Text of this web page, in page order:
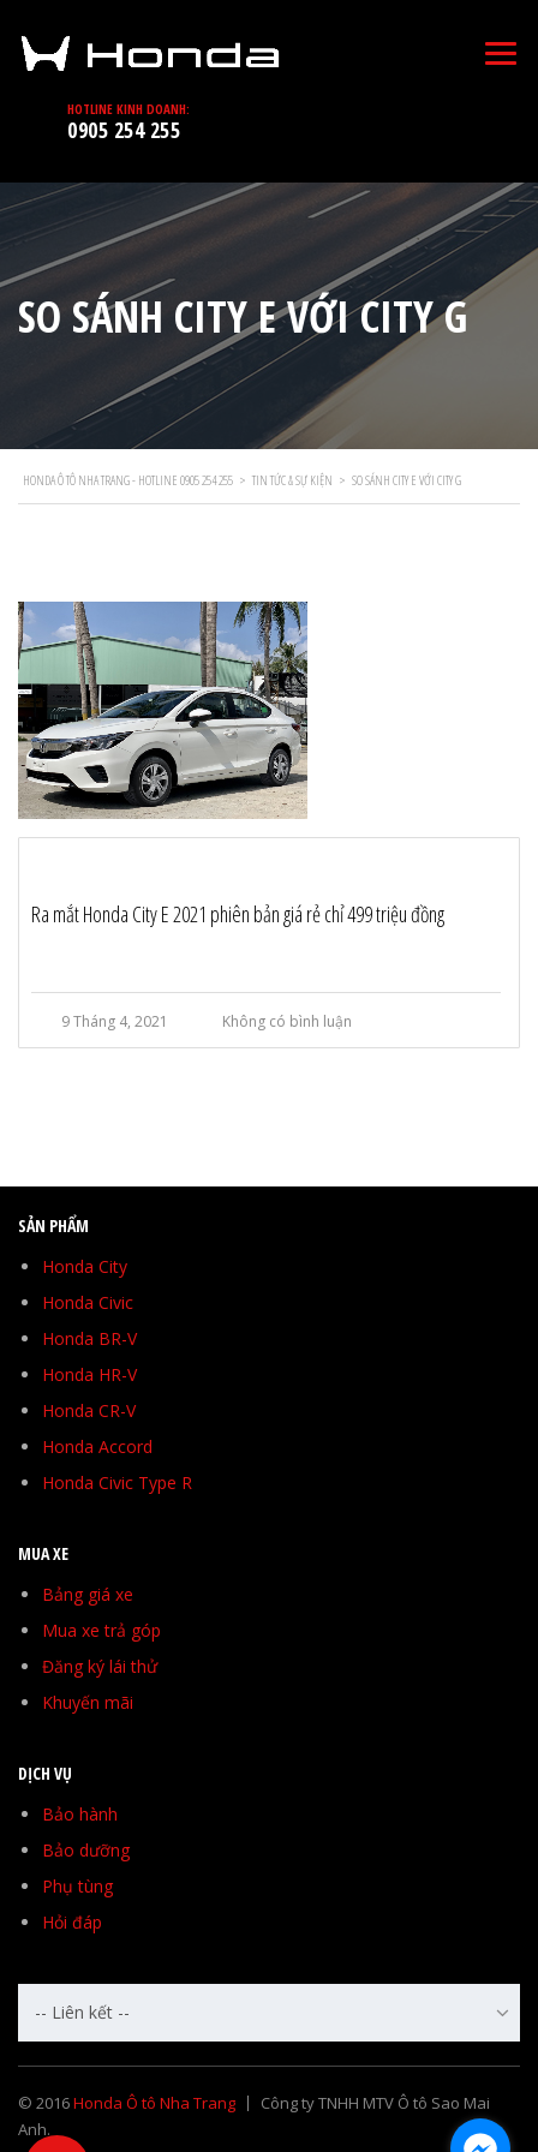
HOTLINE KINH DOANH:
0905 254 255
SO SÁNH CITY E VỚI CITY G
HONDA Ô TÔ NHA TRANG - HOTLINE 0905 254 255 > TIN TỨC & SỰ KIỆN > SO SÁNH CITY E VỚI CITY G
Ra mắt Honda City E 2021 phiên bản giá rẻ chỉ 499 triệu đồng
9 Tháng 4, 2021 Không có bình luận
SẢN PHẨM
Honda City
Honda Civic
Honda BR-V
Honda HR-V
Honda CR-V
Honda Accord
Honda Civic Type R
MUA XE
Bảng giá xe
Mua xe trả góp
Đăng ký lái thử
Khuyến mãi
DỊCH VỤ
Bảo hành
Bảo dưỡng
Phụ tùng
Hỏi đáp
-- Liên kết --
© 2016Honda Ô tô Nha Trang
Công ty TNHH MTV Ô tô Sao Mai
Anh.